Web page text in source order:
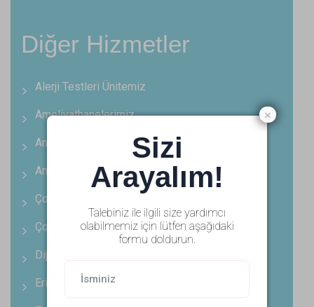
Diğer Hizmetler
Alerji Testleri Ünitemiz
Ameliyathanelerimiz
Androloji Ünitemiz
Anjiyo Ünitemiz
Çocuk Odyometri Ünitemiz
Çocuk Yoğun Bakım Ünitemiz
Dijital Mamografi Ünitemiz
Erişkin Yoğun Bakım Ünitemiz
Sizi
Arayalım!
Talebiniz ile ilgili size yardımcı
olabilmemiz için lütfen aşağıdaki
formu doldurun.
×